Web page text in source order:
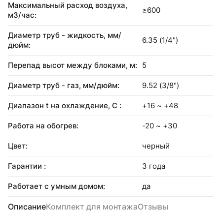
Максимальный расход воздуха,
м3/час:
≥600
Диаметр труб - жидкость, мм/
дюйм:
6.35 (1/4")
Перепад высот между блоками, м: 5
Диаметр труб - газ, мм/дюйм: 9.52 (3/8")
Диапазон t на охлаждение, С : +16 ~ +48
Работа на обогрев: -20 ~ +30
Цвет: черный
Гарантии : 3 года
Работает с умным домом: да
ОписаниеКомплект для монтажаОтзывы